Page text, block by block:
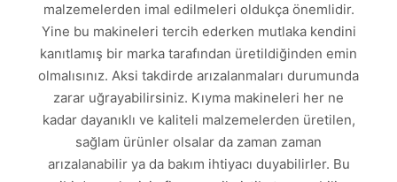
malzemelerden imal edilmeleri oldukça önemlidir.
Yine bu makineleri tercih ederken mutlaka kendini
kanıtlamış bir marka tarafından üretildiğinden emin
olmalısınız. Aksi takdirde arızalanmaları durumunda
zarar uğrayabilirsiniz. Kıyma makineleri her ne
kadar dayanıklı ve kaliteli malzemelerden üretilen,
sağlam ürünler olsalar da zaman zaman
arızalanabilir ya da bakım ihtiyacı duyabilirler. Bu